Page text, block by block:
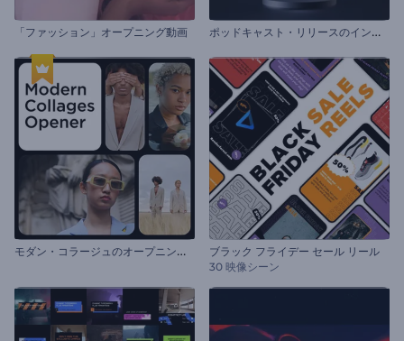
「ファッション」オープニング動画 ポ
ッドキャスト・リリースのイントロ動画
モ
ダン・コラージュのオープニング動画
ブラック フライデー セール リール
30 映像シーン